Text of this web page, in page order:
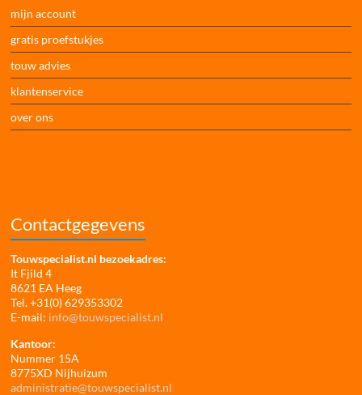
mijn account
gratis proefstukjes
touw advies
klantenservice
over ons
Contactgegevens
Touwspecialist.nl bezoekadres:
It Fjild 4
8621 EA Heeg
Tel. +31(0) 629353302
E-mail: info@touwspecialist.nl
Kantoor:
Nummer 15A
8775XD Nijhuizum
administratie@touwspecialist.nl